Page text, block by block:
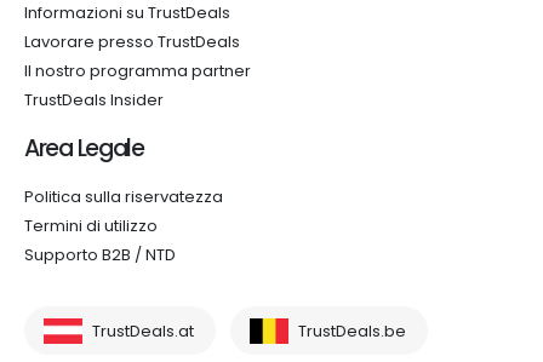
Informazioni su TrustDeals
Lavorare presso TrustDeals
Il nostro programma partner
TrustDeals Insider
Area Legale
Politica sulla riservatezza
Termini di utilizzo
Supporto B2B / NTD
TrustDeals.at TrustDeals.be